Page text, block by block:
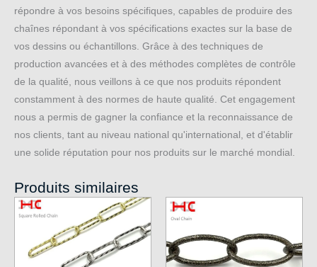
répondre à vos besoins spécifiques, capables de produire des
chaînes répondant à vos spécifications exactes sur la base de
vos dessins ou échantillons. Grâce à des techniques de
production avancées et à des méthodes complètes de contrôle
de la qualité, nous veillons à ce que nos produits répondent
constamment à des normes de haute qualité. Cet engagement
nous a permis de gagner la confiance et la reconnaissance de
nos clients, tant au niveau national qu'international, et d'établir
une solide réputation pour nos produits sur le marché mondial.
Produits similaires